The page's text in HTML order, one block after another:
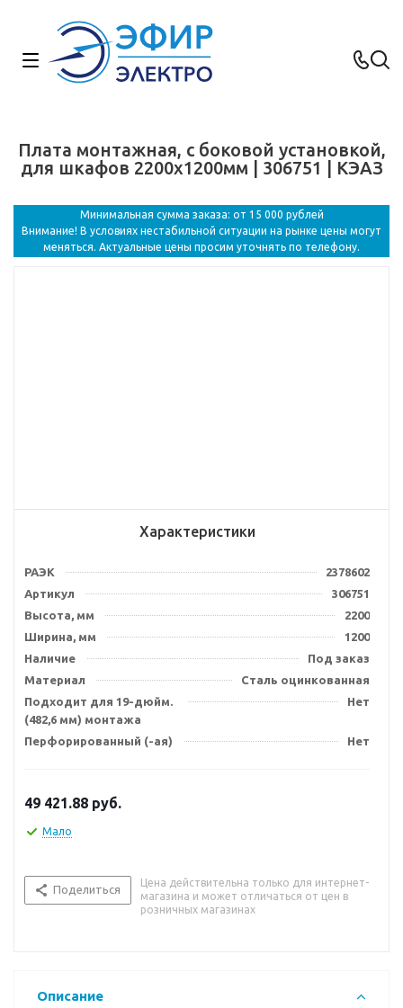
Плата монтажная, с боковой установкой,
для шкафов 2200x1200мм | 306751 | КЭАЗ
Минимальная сумма заказа: от 15 000 рублей
Внимание! В условиях нестабильной ситуации на рынке цены могут
меняться. Актуальные цены просим уточнять по телефону.
Характеристики
РАЭК
2378602
Артикул
306751
Высота, мм
2200
Ширина, мм
1200
Наличие
Под заказ
Материал
Сталь оцинкованная
Подходит для 19-дюйм.
(482,6 мм) монтажа
Нет
Перфорированный (-ая) Нет
49 421.88 руб.
Мало
Поделиться
Цена действительна только для интернет-
магазина и может отличаться от цен в
розничных магазинах
Описание